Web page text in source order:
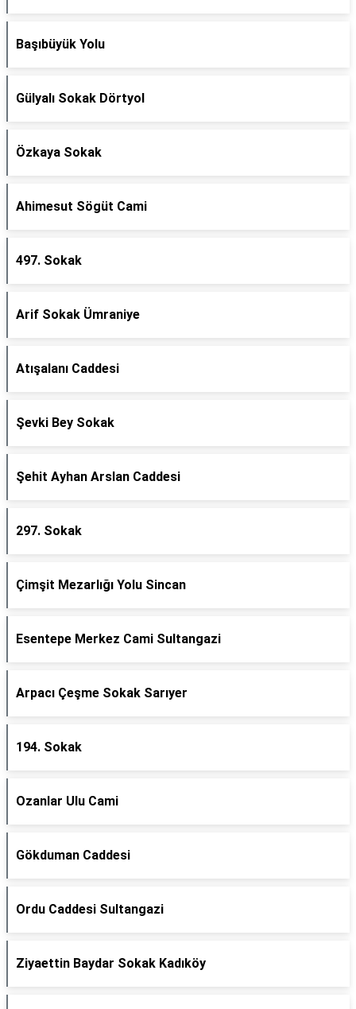
Başıbüyük Yolu
Gülyalı Sokak Dörtyol
Özkaya Sokak
Ahimesut Sögüt Cami
497. Sokak
Arif Sokak Ümraniye
Atışalanı Caddesi
Şevki Bey Sokak
Şehit Ayhan Arslan Caddesi
297. Sokak
Çimşit Mezarlığı Yolu Sincan
Esentepe Merkez Cami Sultangazi
Arpacı Çeşme Sokak Sarıyer
194. Sokak
Ozanlar Ulu Cami
Gökduman Caddesi
Ordu Caddesi Sultangazi
Ziyaettin Baydar Sokak Kadıköy